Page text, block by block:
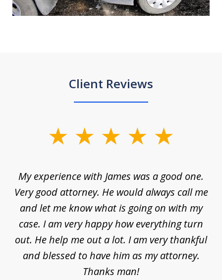
Client Reviews
My experience with James was a good one.
Very good attorney. He would always call me
and let me know what is going on with my
case. I am very happy how everything turn
out. He help me out a lot. I am very thankful
and blessed to have him as my attorney.
Thanks man!